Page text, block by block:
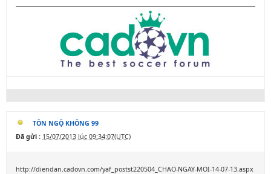
TÔN NGỘ KHÔNG 99
Đã gửi : 15/07/2013 lúc 09:34:07(UTC)
http://diendan.cadovn.com/yaf_postst220504_CHAO-NGAY-MOI-14-07-13.aspx